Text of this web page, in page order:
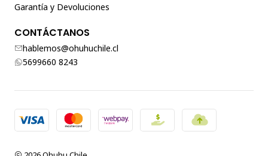
Garantía y Devoluciones
CONTÁCTANOS
hablemos@ohuhuchile.cl
5699660 8243